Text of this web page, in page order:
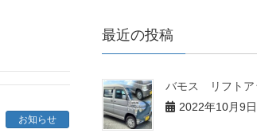
お知らせ
最近の投稿
バモス リフトア
2022年10月9日